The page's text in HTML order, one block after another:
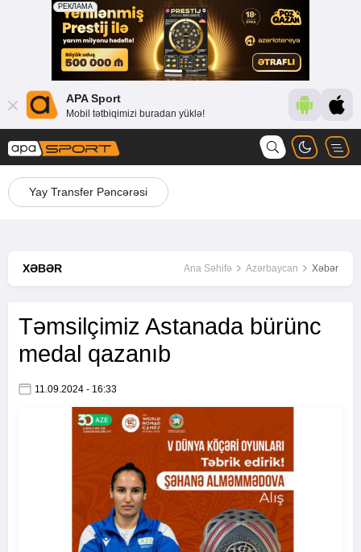
APA Sport
Mobil tətbiqimizi buradan yüklə!
Yay Transfer Pəncərəsi
XƏBƏR Ana Səhifə Azərbaycan Xəbər
Təmsilçimiz Astanada bürünc
medal qazanıb
11.09.2024 - 16:33